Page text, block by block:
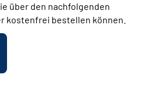
über den nachfolgenden
kostenfrei bestellen können.